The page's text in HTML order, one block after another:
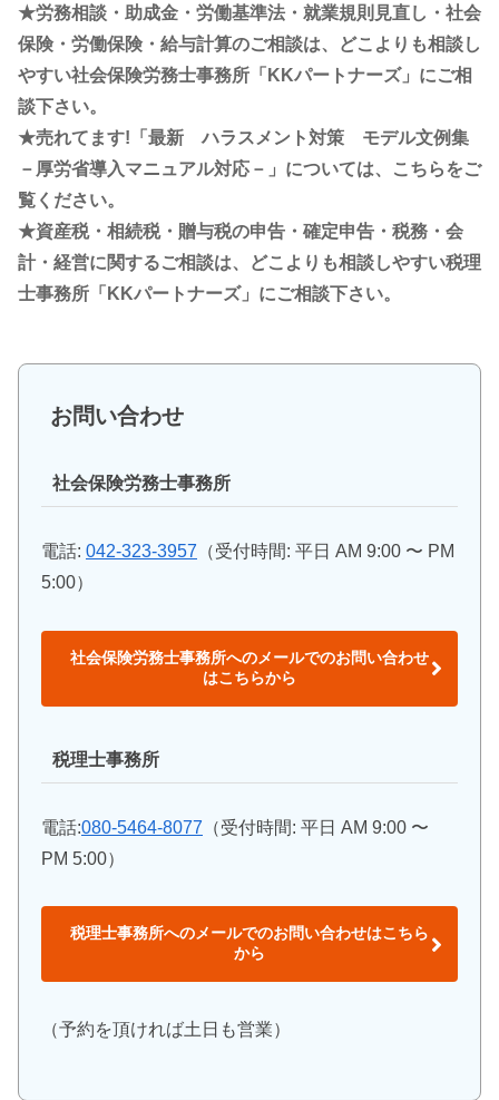
★労務相談・助成金・労働基準法・就業規則見直し・社会
保険・労働保険・給与計算のご相談は、どこよりも相談し
やすい社会保険労務士事務所「KKパートナーズ」にご相
談下さい。
★売れてます!「最新 ハラスメント対策 モデル文例集
－厚労省導入マニュアル対応－」については、こちらをご
覧ください。
★資産税・相続税・贈与税の申告・確定申告・税務・会
計・経営に関するご相談は、どこよりも相談しやすい税理
士事務所「KKパートナーズ」にご相談下さい。
お問い合わせ
社会保険労務士事務所
電話: 042-323-3957 （受付時間: 平日 AM 9:00 〜 PM
5:00）
社会保険労務士事務所へのメールでのお問い合わせ
はこちらから
税理士事務所
電話:080-5464-8077 （受付時間: 平日 AM 9:00 〜
PM 5:00）
税理士事務所へのメールでのお問い合わせはこちら
から
（予約を頂ければ土日も営業）